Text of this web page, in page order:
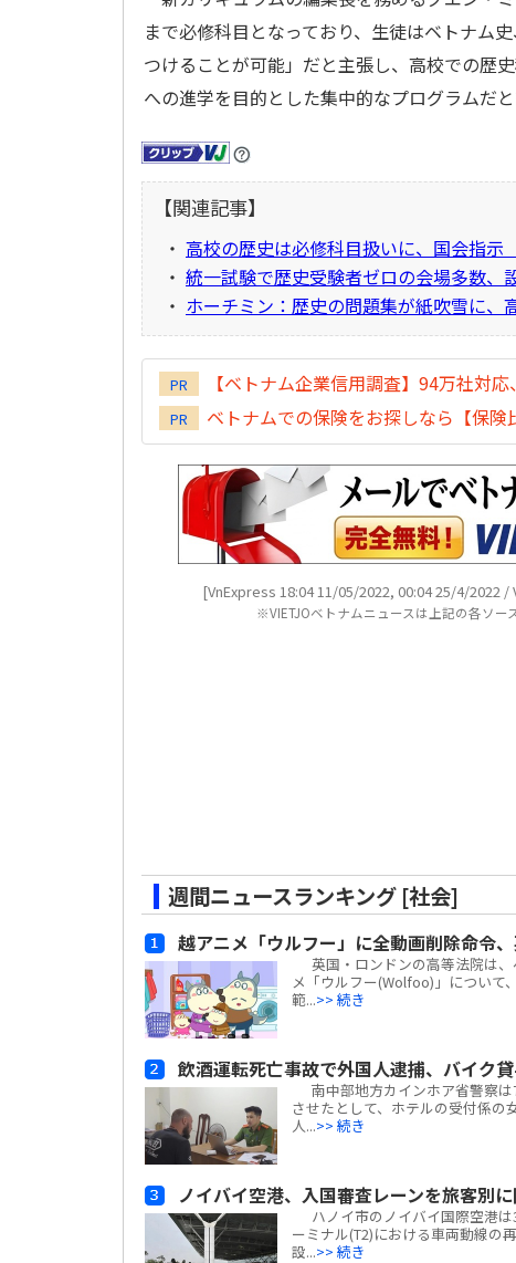
まで必修科目となっており、生徒はベトナム
つけることが可能」だと主張し、高校での歴
への進学を目的とした集中的なプログラムだと
【関連記事】
・ 高校の歴史は必修科目扱いに、国会指
・ 統一試験で歴史受験者ゼロの会場多数、
・ ホーチミン：歴史の問題集が紙吹雪に、
PR 【ベトナム企業信用調査】94万社対
PR ベトナムでの保険をお探しなら【保険
[VnExpress 18:04 11/05/2022, 00:04 25/4/2022
※VIETJOベトナムニュースは上記の各ソ
週間ニュースランキング [社会]
越アニメ「ウルフー」に全動画削除命令
英国・ロンドンの高等法院は
メ「ウルフー(Wolfoo)」について
範...>> 続き
飲酒運転死亡事故で外国人逮捕、バイク
南中部地方カインホア省警察
させたとして、ホテルの受付係
人...>> 続き
ノイバイ空港、入国審査レーンを旅客別
ハノイ市のノイバイ国際空港
ーミナル(T2)における車両動線の
設...>> 続き